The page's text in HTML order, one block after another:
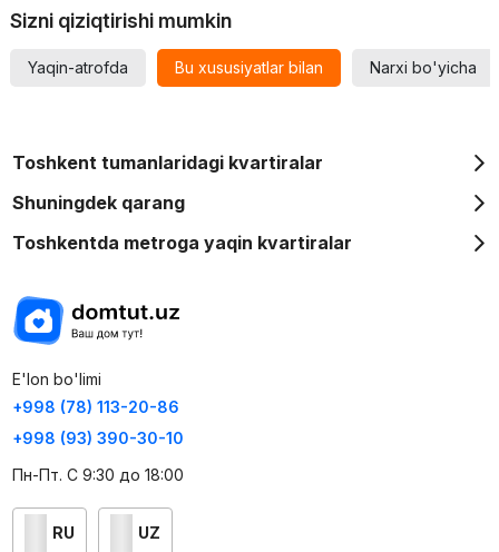
538 110 000 so'mdan boshlanadi.
boshlanadi.
Batafsil ma'lumot uchun, iltimos, ishlab chiqaruvchiga murojaat
Sizni qiziqtirishi mumkin
Yaqin-atrofda Bu xususiyatlar bilan Narxi bo'yicha
Toshkent tumanlaridagi kvartiralar
Shuningdek qarang
Toshkentda metroga yaqin kvartiralar
E'lon bo'limi
+998 (78) 113-20-86
+998 (93) 390-30-10
Пн-Пт. С 9:30 до 18:00
RU UZ